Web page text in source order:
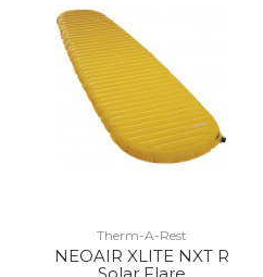
Therm-A-Rest
NEOAIR XLITE NXT R